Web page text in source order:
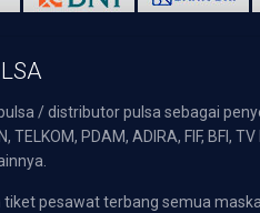
/ distributor pulsa sebagai
TELKOM, PDAM, ADIRA, FIF,
tiket pesawat terbang semua